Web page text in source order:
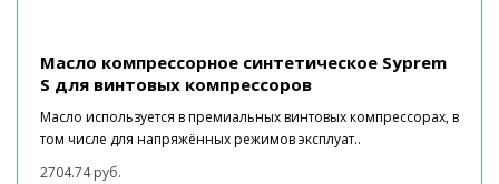
Масло компрессорное синтетическое Syprem
S для винтовых компрессоров
Масло используется в премиальных винтовых компрессорах, в
том числе для напряжённых режимов эксплуат..
2704.74 руб.